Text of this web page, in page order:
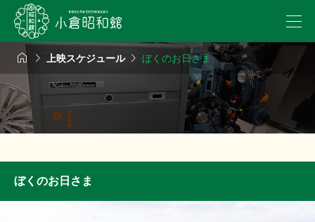
  上映スケジュール ぼくのお日さま
ぼくのお日さま